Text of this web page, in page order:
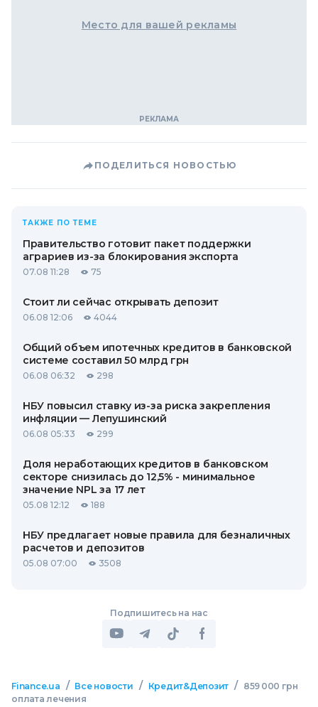
Место для вашей рекламы
ПОДЕЛИТЬСЯ НОВОСТЬЮ
ТАКЖЕ ПО ТЕМЕ
Правительство готовит пакет поддержки
аграриев из-за блокирования экспорта
07.08 11:28 75
Стоит ли сейчас открывать депозит
06.08 12:06 4044
Общий объем ипотечных кредитов в банковской
системе составил 50 млрд грн
06.08 06:32 298
НБУ повысил ставку из-за риска закрепления
инфляции — Лепушинский
06.08 05:33 299
Доля неработающих кредитов в банковском
секторе снизилась до 12,5% - минимальное
значение NPL за 17 лет
05.08 12:12 188
НБУ предлагает новые правила для безналичных
расчетов и депозитов
05.08 07:00 3508
Подпишитесь на нас
Finance.ua / Все новости / Кредит&Депозит /
859 000 грн
оплата лечения